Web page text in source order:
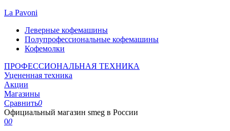
La Pavoni
Леверные кофемашины
Полупрофессиональные кофемашины
Кофемолки
ПРОФЕССИОНАЛЬНАЯ ТЕХНИКА
Уцененная техника
Акции
Магазины
Сравнить0
Официальный магазин smeg в России
00